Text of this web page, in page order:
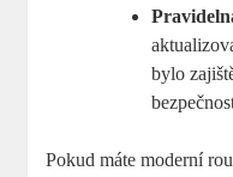
bylo
Pokud máte moderní